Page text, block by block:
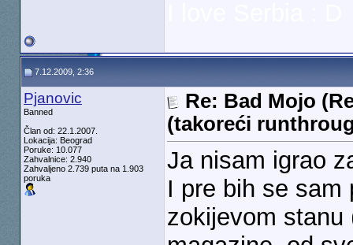
7.12.2009, 2:36
Pjanovic
Banned
Član od: 22.1.2007.
Lokacija: Beograd
Poruke: 10.077
Zahvalnice: 2.940
Zahvaljeno 2.739 puta na 1.903
poruka
Re: Bad Mojo
(takoreći
Ja nisam igrao
I pre bih se sam
zokijevom